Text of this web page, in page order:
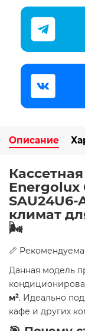
Описание
Energolux
климат
🌬️
📏
Данная модель
м². Идеально
кафе и других